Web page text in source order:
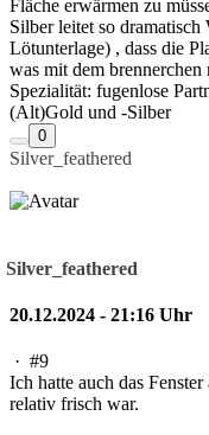
Fläche erwärmen zu
Silber leitet so
Lötunterlage) , dass die
was mit dem
Spezialität: fugenlose
(Alt)Gold und -Silber
0
Silver_feathered
Silver_feathered
20.12.2024 - 21:16 Uhr
· #9
Ich hatte auch das
relativ frisch war.